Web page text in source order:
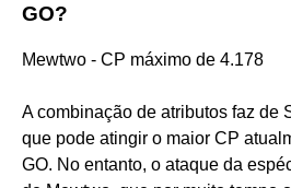
GO?
Mewtwo - CP máximo de 4.178
A combinação de atributos faz de
que pode atingir o maior CP
GO. No entanto, o ataque da